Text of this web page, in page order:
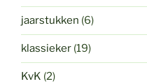
jaarstukken (6)
klassieker (19)
KvK (2)